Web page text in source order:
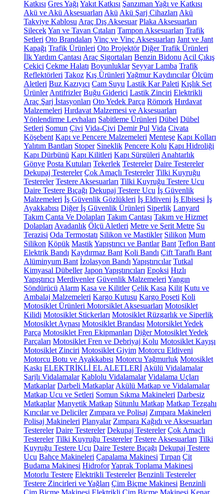
Katkısı Gres Yağı Yakıt Katkısı Şanzıman Yağı ve Katkısı
Akü ve Akü Aksesuarları Akü Akü Şarj Cihazları Akü
Takviye Kablosu Araç Dış Aksesuar Plaka Aksesuarları
SilecekYan ve Tavan Çıtaları Tampon Aksesuarları Trafik
Setleri Oto Brandaları Vinç ve Vinç Aksesuarları Jant ve Jant
Kapağı Trafik Ürünleri Oto Projektör Diğer Trafik Ürünleri
İlk Yardım Çantası Araç Sigortaları Benzin Bidonu Acil Çıkış
Çekici Çekme Halatı Boyunluklar Seyyar Lamba Trafik
Reflektörleri Takoz Kış Ürünleri Yağmur Kaydırıcılar Ölçüm
Aletleri Buz Kazıyıcı Cam Suyu Lastik Kar Paleti Kışlık Set
Ürünler Antifrizler Buğu Giderici Lastik Zinciri Elektrikli
Araç Şarj İstasyonları Oto Yedek Parça Römork Hırdavat
Malzemeleri Hırdavat Malzemesi ve Aksesuarları
Yönlendirme Levhaları Sabitleme Ürünleri Dübel Dübel
Setleri Somun Çivi Vida-Çivi Demir Pul Vida Civata
Köşebent Kapı ve Pencere Malzemeleri Menteşe Kapı Kolları
Yalıtım Bantları Stoper Sineklik Pencere Kolu Kapı Hidroliği
Kapı Dürbünü Kapı Kilitleri Kapı Sürgüleri Anahtarlık
Gönye Posta Kutuları Tekerlek Testereler Daire Testereler
Dekupaj Testereler Çok Amaçlı Testereler Tilki Kuyruğu
Testereler Testere Aksesuarları Tilki Kuyruğu Testere Ucu
Daire Testere Bıçağı Dekupaj Testere Ucu İş Güvenlik
Malzemeleri İş Güvenlik Gözlükleri İş Eldiveni İş Elbisesi İş
Ayakkabısı Diğer İş Güvenlik Ürünleri Siperlik Lanyard
Takım Çanta Ve Dolapları Takım Çantası Takım ve Hizmet
Dolapları Avadanlık Ölçü Aletleri Metre ve Şerit Metre Su
Terazisi Oda Termostatı Silikon ve Mastikler Silikon Mum
Silikon Köpük MastikYapıştırıcı ve Bantlar Bant Teflon Bant
Elektrik Bandı Kaydırmaz Bant Koli Bandı Çift Taraflı Bant
Alüminyum Bant İzolasyon Bandı Yapıştırıcılar Tutkal
Kimyasal Dübeller Japon Yapıştırıcıları Epoksi Hızlı
Yapıştırıcı Merdivenler Güvenlik Malzemeleri Yangın
Söndürücü Alarm Kasa ve Kilitler Çelik Kasa Kilit Kutu ve
Ambalaj Malzemeleri Kargo Kutusu Kargo Poşeti Koli
Motosiklet Ürünleri Motorsiklet Aksesuarları Motosiklet
Kilidi Motosiklet Stickerları Motosiklet Rüzgarlık ve Siperlik
Motosiklet Aynası Motosiklet Brandası Motorsiklet Yedek
Parça Motosiklet Fren Ekipmanları Diğer Motosiklet Yedek
Parçaları Motosiklet Fren ve Debriyaj Kolu Motosiklet Kayışı
Motosiklet Zinciri Motosiklet Giyim Motorcu Eldiveni
Motorcu Botu ve Ayakkabısı Motorcu Yağmurluk Motosiklet
Kaskı ELEKTRİKLİ EL ALETLERİ Akülü Vidalamalar
Şarjlı Vidalamalar Kablolu Vidalamalar Vidalama Uçları
Matkaplar Darbeli Matkaplar Akülü Matkap ve Vidalamalar
Matkap Ucu ve Setleri Somun Sıkma Makineleri Darbesiz
Matkaplar Manyetik Matkap Sütunlu Matkap Matkap Tezgahı
Kırıcılar ve Deliciler Zımpara ve Polisaj Zımpara Makineleri
Polisaj Makineleri Planyalar Zımpara Kağıdı ve Aksesuarları
Testereler Daire Testereler Dekupaj Testereler Çok Amaçlı
Testereler Tilki Kuyruğu Testereler Testere Aksesuarları Tilki
Kuyruğu Testere Ucu Daire Testere Bıçağı Dekupaj Testere
Ucu Bahçe Makineleri Çapalama Makinesi Tırpan Çit
Budama Makinesi HidroforYaprak Toplama Makinesi
Motorlu Testere Elektrikli Testereler Benzinli Testereler
Testere Zincirleri ve Yağları Çim Biçme Makinesi Benzinli
Çim Biçme Makinesi Elektrikli Çim Biçme Makinesi Kenar